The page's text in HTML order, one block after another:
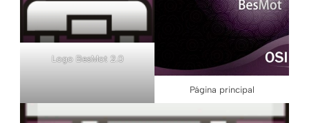
Logo BesMot 2.0
Página principal